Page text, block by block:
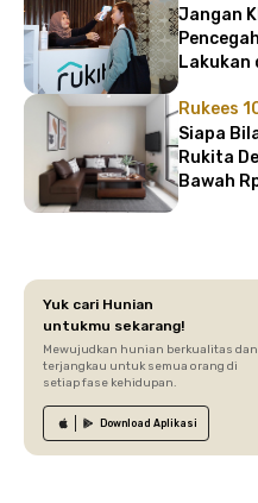
Jangan
Lakukan
Rukees
Siapa
Rukita
Bawah
Yuk cari Hunian
untukmu sekarang!
Mewujudkan hunian berkualitas dan
terjangkau untuk semua orang di
setiap fase kehidupan.
Download Aplikasi